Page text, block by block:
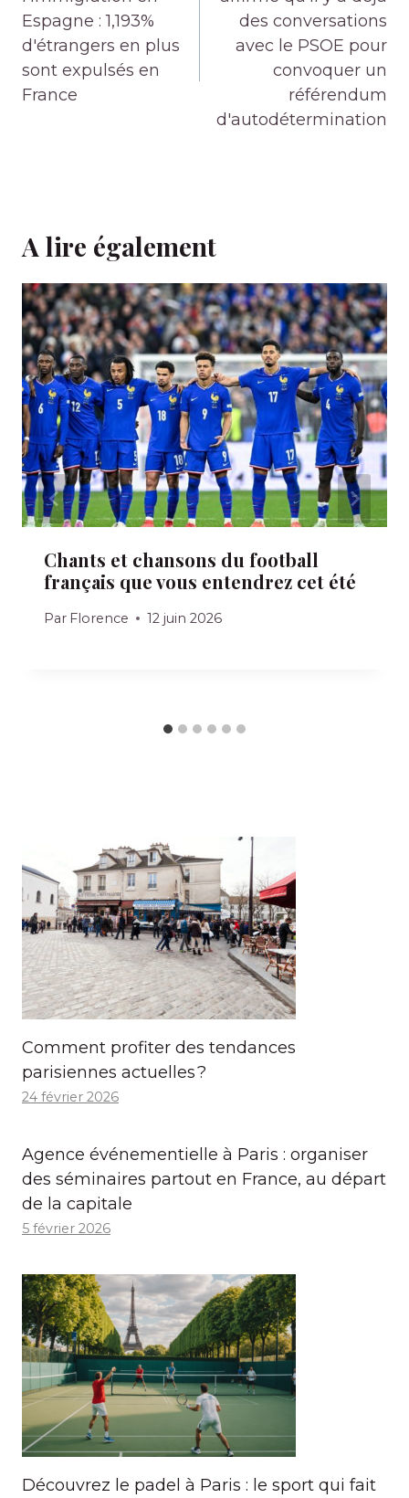
Espagne : 1,193%
d'étrangers en plus
sont expulsés en
France
des conversations
avec le PSOE pour
convoquer un
référendum
d'autodétermination
A lire également
Chants et chansons du football
français que vous entendrez cet été
Par Florence 12 juin 2026
Comment profiter des tendances
parisiennes actuelles ?
24 février 2026
Agence événementielle à Paris : organiser
des séminaires partout en France, au départ
de la capitale
5 février 2026
Découvrez le padel à Paris : le sport qui fait